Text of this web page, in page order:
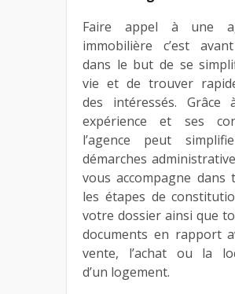
Faire appel à une
immobilière c’est
dans le but de se
vie et de trouver
des intéressés. Grâce
expérience et ses
l’agence peut
démarches
vous accompagne dans
les étapes de
votre dossier ainsi que
documents en rapport
vente, l’achat ou la
d’un logement.